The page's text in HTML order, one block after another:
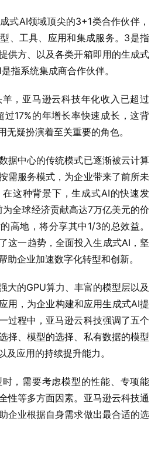
式AI领域顶尖的3+1类合作伙伴，
、工具、应用和集成服务。3是指
供方、以及各类开箱即用的生成式
指系统集成商合作伙伴。
，亚马逊云科技年化收入已超过
17%的年增长率快速成长，这背
无疑扮演着至关重要的角色。
据中心的传统模式已逐渐被云计算
需服务模式，为企业带来了前所未
这种背景下，生成式AI的快速发
全球经济贡献高达7万亿美元的价
高地，将分享其中1/3的总效益。
这一趋势，全面投入生成式AI，坚
助企业加速数字化转型和创新。
大的GPU算力、丰富的模型层以及
用，为企业构建和应用生成式AI提
过程中，亚马逊云科技强调了五个
择、模型的选择、私有数据的模型
及应用的持续提升能力。
，需要考虑模型的性能、专项能
性等多方面因素。亚马逊云科技通
企业根据自身需求做出最合适的选